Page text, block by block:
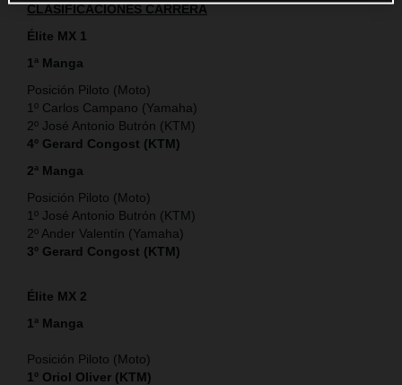
CLASIFICACIONES CARRERA
Élite MX 1
1ª Manga
Posición Piloto (Moto)
1º Carlos Campano (Yamaha)
2º José Antonio Butrón (KTM)
4º Gerard Congost (KTM)
2ª Manga
Posición Piloto (Moto)
1º José Antonio Butrón (KTM)
2º Ander Valentín (Yamaha)
3º Gerard Congost (KTM)
Élite MX 2
1ª Manga
Posición Piloto (Moto)
1º Oriol Oliver (KTM)